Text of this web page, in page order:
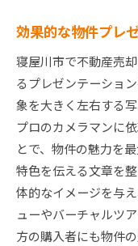
効果的な物件プレ
寝屋川市で不動産売
るプレゼンテーショ
象を大きく左右する
プロのカメラマンに
とで、物件の魅力を
特色を伝える文章を
体的なイメージを与
ューやバーチャルツ
方の購入者にも物件